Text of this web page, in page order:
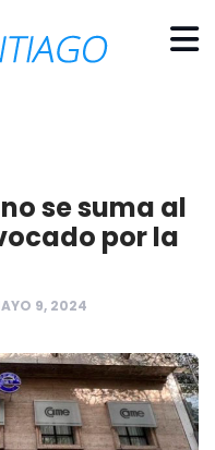
se suma al
por la
9, 2024